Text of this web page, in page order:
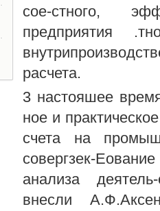
сое-стного,
предприятия
расчета.
3 настояшее
ное и
счета на
совергзек-
анализа
внесли